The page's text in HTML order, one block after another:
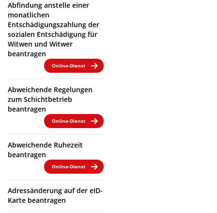
Abfindung anstelle einer
monatlichen
Entschädigungszahlung der
sozialen Entschädigung für
Witwen und Witwer
beantragen
Online-Dienst
Abweichende Regelungen
zum Schichtbetrieb
beantragen
Online-Dienst
Abweichende Ruhezeit
beantragen
Online-Dienst
Adressänderung auf der eID-
Karte beantragen